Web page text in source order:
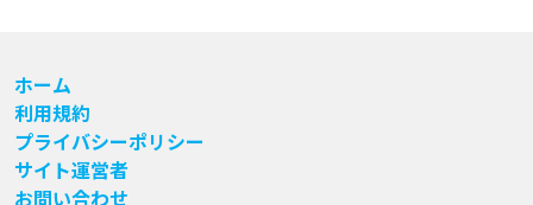
ホーム
利用規約
プライバシーポリシー
サイト運営者
お問い合わせ